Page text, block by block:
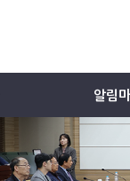
알림